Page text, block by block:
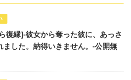
復縁]-彼女から奪った彼に、あっさ
ました。納得いきません。-公開無